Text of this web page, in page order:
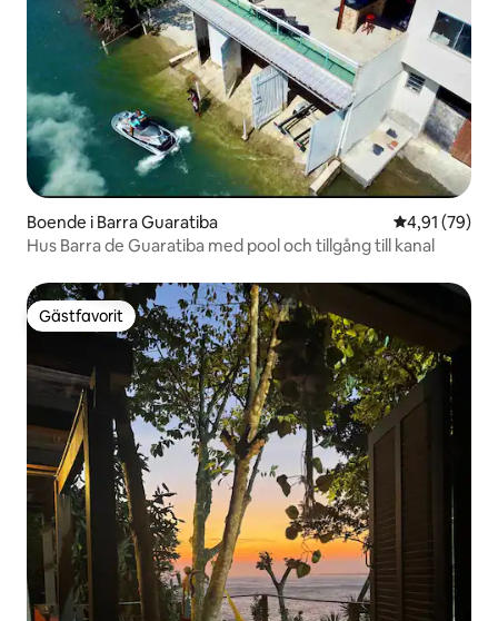
Boende i Barra Guaratiba 4,91 av 5 i
4,91 (79)
Hus Barra de Guaratiba med pool och tillgång till kanal
Gästfavorit
Gästfavorit